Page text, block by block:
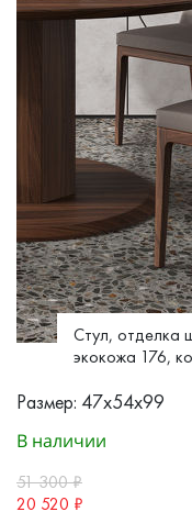
Стул, отделка
экокожа 176,
Размер: 47x54x99
В наличии
51 300₽
20 520 ₽